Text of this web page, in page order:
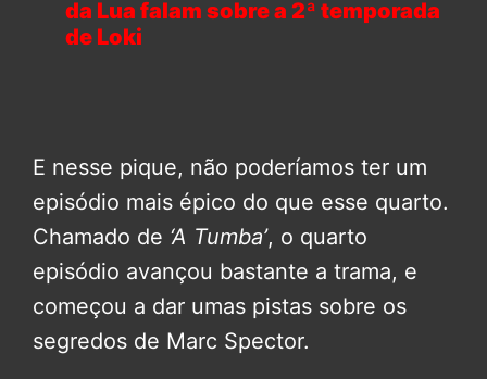
da Lua falam sobre a 2ª temporada
de Loki
E nesse pique, não poderíamos ter um
episódio mais épico do que esse quarto.
Chamado de ‘A Tumba’, o quarto
episódio avançou bastante a trama, e
começou a dar umas pistas sobre os
segredos de Marc Spector.